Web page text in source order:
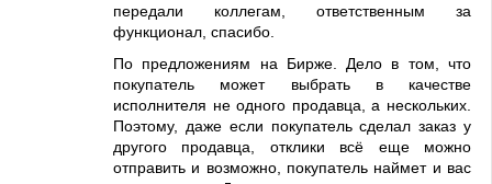
передали коллегам, ответственным за
функционал, спасибо.
По предложениям на Бирже. Дело в том, что
покупатель может выбрать в качестве
исполнителя не одного продавца, а нескольких.
Поэтому, даже если покупатель сделал заказ у
другого продавца, отклики всё еще можно
отправить и возможно, покупатель наймет и вас